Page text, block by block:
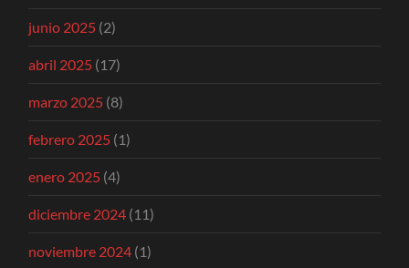
junio 2025 (2)
abril 2025 (17)
marzo 2025 (8)
febrero 2025 (1)
enero 2025 (4)
diciembre 2024 (11)
noviembre 2024 (1)